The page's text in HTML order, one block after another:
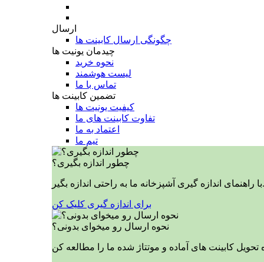
ارسال
چگونگی ارسال کابینت ها
چیدمان یونیت ها
نحوه خرید
لیست هوشمند
تماس با ما
تضمین کابینت ها
کیفیت یونیت ها
تفاوت کابینت های ما
اعتماد به ما
تیم ما
چطور اندازه بگیری؟
با راهنمای اندازه گیری آشپزخانه ما به راحتی اندازه بگیر.
برای اندازه گیری کلیک کن
نحوه ارسال رو میخوای بدونی؟
تحویل کابینت های آماده و موتتاژ شده ما را مطالعه کن